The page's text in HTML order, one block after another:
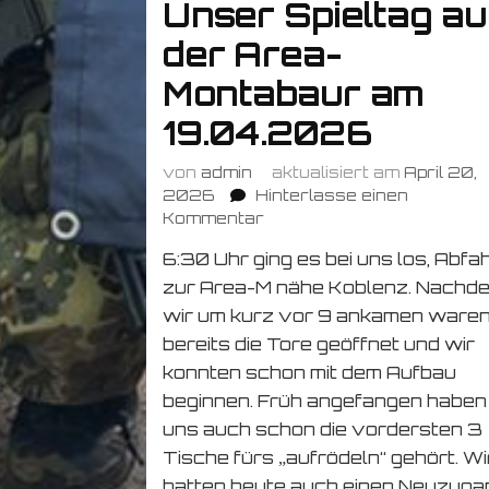
Unser Spieltag
der Area-
Montabaur am
19.04.2026
vonadmin aktualisiert amApril 20,
2026
Hinterlasse einen
Kommentarzu
Spieltag
auf
der
Montabaur
am
19.04.2026
6:30 Uhr ging es bei uns los,
zur Area-M nähe Koblenz.
wir um kurz vor 9 ankamen waren
bereits die Tore geöffnet und wir
konnten schon mit dem Aufbau
beginnen. Früh angefangen haben
uns auch schon die vordersten 3
Tische fürs „aufrödeln“ gehört.